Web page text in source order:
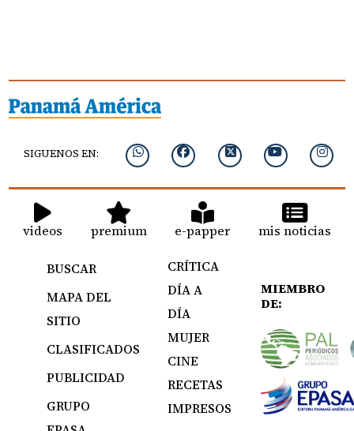
SIGUENOS EN:
videos premium e-papper mis noticias
BUSCAR
MAPA DEL
SITIO
CLASIFICADOS
PUBLICIDAD
GRUPO
CRÍTICA
DÍA A
DÍA
MUJER
CINE
RECETAS
IMPRESOS
MIEMBRO
DE: